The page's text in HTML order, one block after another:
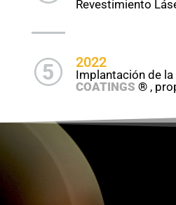
Revestimiento
5 2022
Implantación de la
COATINGS ® ,